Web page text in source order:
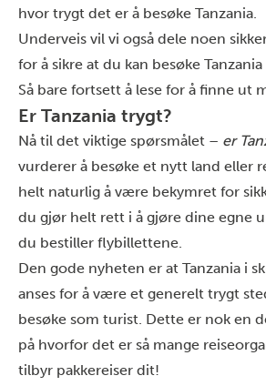
hvor trygt det er å besøke Tanzania.
Underveis vil vi også dele noen
for å sikre at du kan besøke
Så bare fortsett å lese for å finne ut
Er Tanzania trygt?
Nå til det viktige spørsmålet – er
vurderer å besøke et nytt land eller
helt naturlig å være bekymret for
du gjør helt rett i å gjøre dine egne
du bestiller flybillettene.
Den gode nyheten er at Tanzania i
anses for å være et generelt trygt
besøke som turist. Dette er nok en
på hvorfor det er så mange
tilbyr pakkereiser dit!